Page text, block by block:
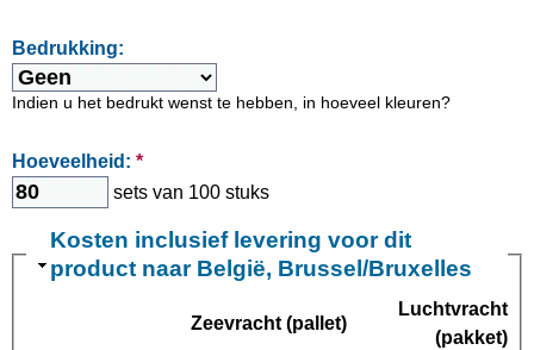
Bedrukking:
Indien u het bedrukt wenst te hebben, in hoeveel kleuren?
Hoeveelheid: *
sets van 100 stuks
Kosten inclusief levering voor dit
product naar België, Brussel/Bruxelles
Zeevracht (pallet)
Luchtvracht
(pakket)